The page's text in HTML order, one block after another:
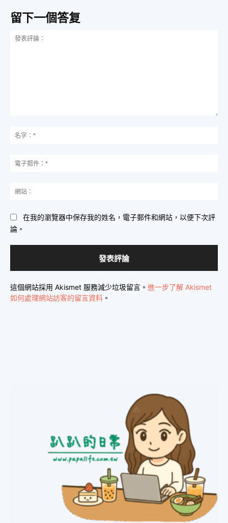
留下一個答复
表
在我的瀏覽器中保存我的姓名，電子郵件和網站，以便下次評
論。
這個網站採用 Akismet 服務減少垃圾留言。 進一步了解 Akismet
如何處理網站訪客的留言資料 。